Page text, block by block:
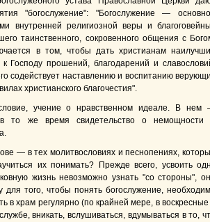
"богослужение": "Богослужение —
внутренней религиозной веры и
таинственного, сокровенного общения с
в том, чтобы дать христианам
прошений, благодарений и
содействует наставлению и воспитанию
христианского благочестия".
учение о нравственном идеале. В нем
то же время свидетельство о немощности
— в тех молитвословиях и песнопениях,
их понимать? Прежде всего, усвоить
жизнь невозможно узнать "со стороны",
для того, чтобы понять богослужение,
в храм регулярно (по крайней мере, в воскресные
вникать, вслушиваться, вдумываться в то,